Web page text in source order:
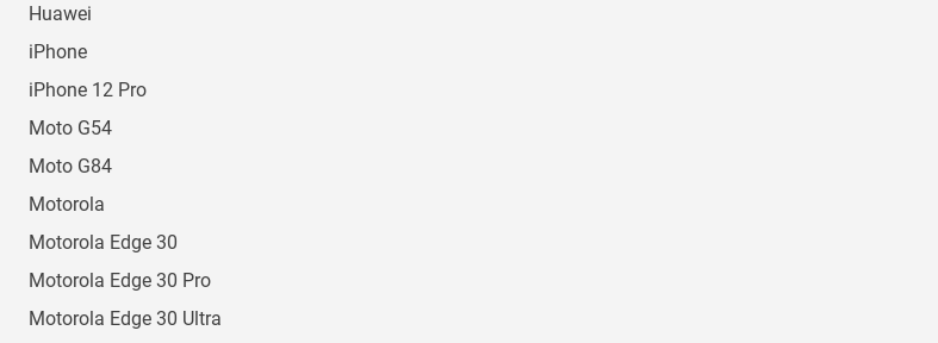
Huawei
iPhone
iPhone 12 Pro
Moto G54
Moto G84
Motorola
Motorola Edge 30
Motorola Edge 30 Pro
Motorola Edge 30 Ultra